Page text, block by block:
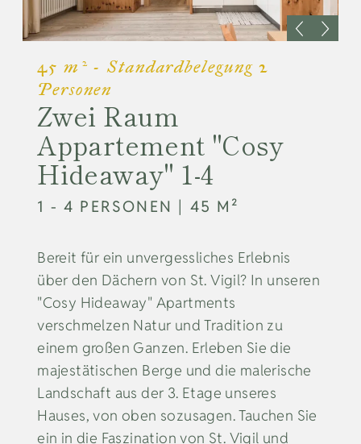
45 m²-Standardbelegung 2
Personen
Zwei Raum
Appartement "Cosy
Hideaway" 1-4
1 - 4 PERSONEN | 45 M²
Bereit für ein unvergessliches Erlebnis
über den Dächern von St. Vigil? In unseren
"Cosy Hideaway" Apartments
verschmelzen Natur und Tradition zu
einem großen Ganzen. Erleben Sie die
majestätischen Berge und die malerische
Landschaft aus der 3. Etage unseres
Hauses, von oben sozusagen. Tauchen Sie
ein in die Faszination von St. Vigil und